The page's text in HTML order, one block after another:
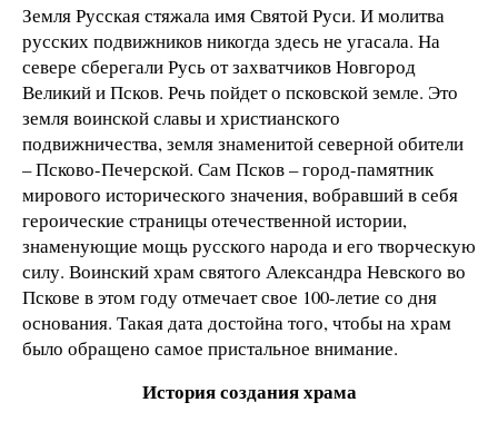
Земля Русская стяжала имя Святой Руси. И молитва
русских подвижников никогда здесь не угасала. На
севере сберегали Русь от захватчиков Новгород
Великий и Псков. Речь пойдет о псковской земле. Это
земля воинской славы и христианского
подвижничества, земля знаменитой северной обители
– Псково-Печерской. Сам Псков – город-памятник
мирового исторического значения, вобравший в себя
героические страницы отечественной истории,
знаменующие мощь русского народа и его творческую
силу. Воинский храм святого Александра Невского во
Пскове в этом году отмечает свое 100-летие со дня
основания. Такая дата достойна того, чтобы на храм
было обращено самое пристальное внимание.
История создания храма